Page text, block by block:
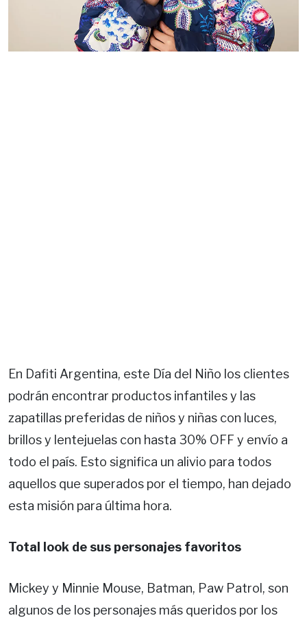
En Dafiti Argentina, este Día del Niño los clientes
podrán encontrar productos infantiles y las
zapatillas preferidas de niños y niñas con luces,
brillos y lentejuelas con hasta 30% OFF y envío a
todo el país. Esto significa un alivio para todos
aquellos que superados por el tiempo, han dejado
esta misión para última hora.
Total look de sus personajes favoritos
Mickey y Minnie Mouse, Batman, Paw Patrol, son
algunos de los personajes más queridos por los